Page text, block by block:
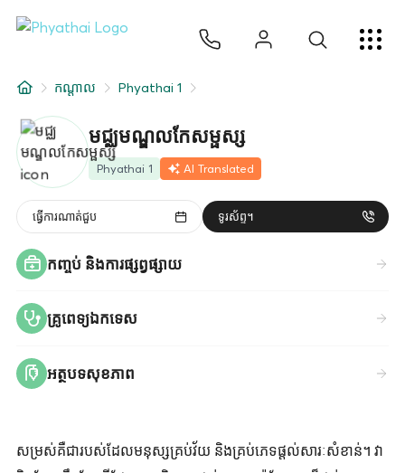
អំពីពួកយើង
សាខាមន្ទីរពេទ្យ
កណ្តាល Phyathai 1
មជ្ឈមណ្ឌលកែសម្ផស្ស
Phyathai 1 AI Translated
ធ្វើការណាត់ជួប ទូរស័ព្ទ។
កញ្ចប់ និងការផ្សព្វផ្សាយ
គ្រូពេទ្យឯកទេស
អត្ថបទសុខភាព
សម្រស់គឺជារបស់ដែលមនុស្សគ្រប់វ័យ និងគ្រប់ភេទផ្តល់សារៈសំខាន់។ វា